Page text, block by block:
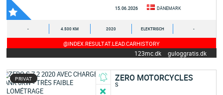
15.06.2026 DÄNEMARK
- 4.500 KM 2020 ELEKTRISCH -
@INDEX.RESULTAT.LEAD.CARHISTORY
123mc.dk guloggratis.dk
PRIVAT ZERO MOTORCYCLES
S